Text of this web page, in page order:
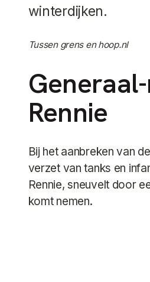
winterdijken.
Tussen grens en hoop.nl
Rennie
Bij het aanbreken van
verzet van tanks en
Rennie, sneuvelt door
komt nemen.